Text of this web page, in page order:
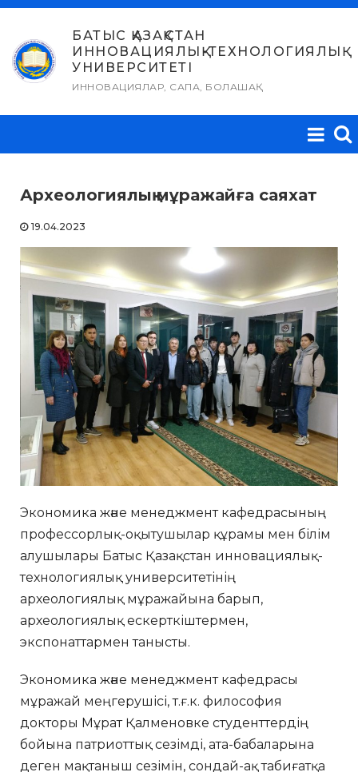
Skip
content
БАТЫС ҚАЗАҚСТАН
ИННОВАЦИЯЛЫҚ-ТЕХНОЛОГИЯЛЫҚ
УНИВЕРСИТЕТІ
ИННОВАЦИЯЛАР, САПА, БОЛАШАҚ
Археологиялық мұражайға саяхат
19.04.2023
Экономика және менеджмент кафедрасының
профессорлық-оқытушылар құрамы мен білім
алушылары Батыс Қазақстан инновациялық-
технологиялық университетінің
археологиялық мұражайына барып,
археологиялық ескерткіштермен,
экспонаттармен танысты.
Экономика және менеджмент кафедрасы
мұражай меңгерушісі, т.ғ.к. философия
докторы Мұрат Қалменовке студенттердің
бойына патриоттық сезімді, ата-бабаларына
деген мақтаныш сезімін, сондай-ақ табиғатқа